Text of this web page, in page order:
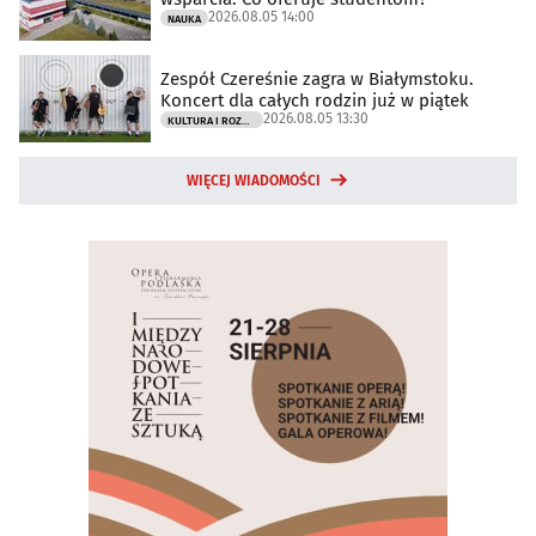
NAUKA 2026.08.05 14:00
Zespół Czereśnie zagra w Białymstoku.
Koncert dla całych rodzin już w piątek
KULTURA I ROZRYWKA 2026.08.05 13:30
WIĘCEJ WIADOMOŚCI